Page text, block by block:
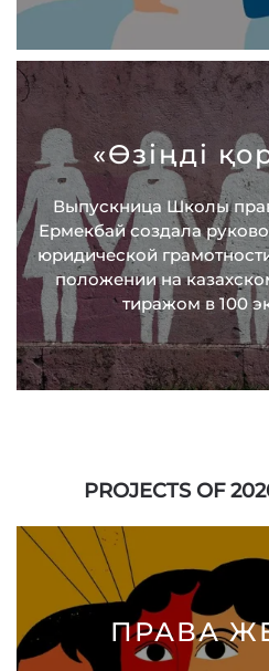
«Өзіңді
Выпускница Школы
Ермекбай создала
юридической
положении на
тиражом в 100
PROJECTS OF
ПРАВА